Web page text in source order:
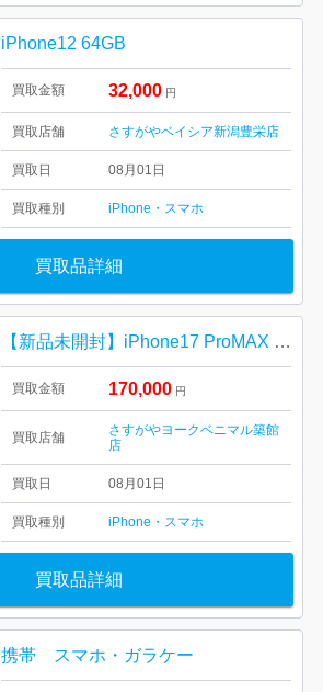
iPhone12 64GB
買取金額 32,000 円
買取店舗 さすがやベイシア新潟豊栄店
買取日 08月01日
買取種別 iPhone・スマホ
買取品詳細
【新品未開封】iPhone17 ProMAX 256GB コズミックオレンジ
買取金額 170,000 円
買取店舗
さすがやヨークベニマル築館
店
買取日 08月01日
買取種別 iPhone・スマホ
買取品詳細
携帯 スマホ・ガラケー